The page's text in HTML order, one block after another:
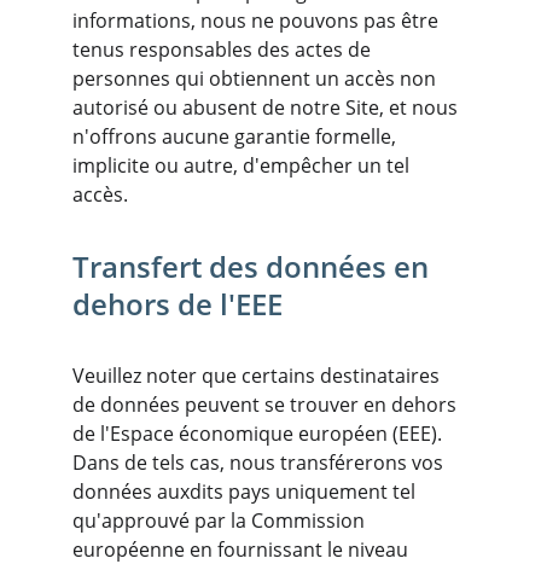
informations, nous ne pouvons pas être
tenus responsables des actes de
personnes qui obtiennent un accès non
autorisé ou abusent de notre Site, et nous
n'offrons aucune garantie formelle,
implicite ou autre, d'empêcher un tel
accès.
Transfert des données en
dehors de l'EEE
Veuillez noter que certains destinataires
de données peuvent se trouver en dehors
de l'Espace économique européen (EEE).
Dans de tels cas, nous transférerons vos
données auxdits pays uniquement tel
qu'approuvé par la Commission
européenne en fournissant le niveau